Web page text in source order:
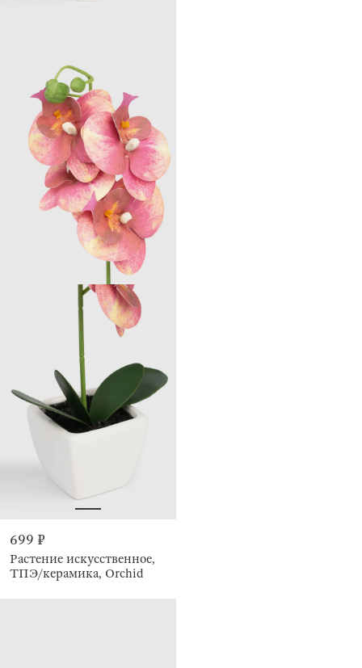
699 ₽
Растение искусственное,
ТПЭ/керамика, Orchid